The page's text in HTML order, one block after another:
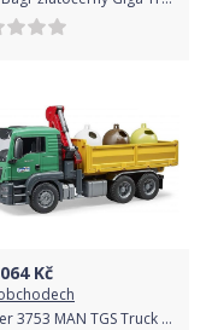
Kč
Bruder 3753 MAN TGS Truck se 3 kontejnery na odpad a nakládacím ramenem